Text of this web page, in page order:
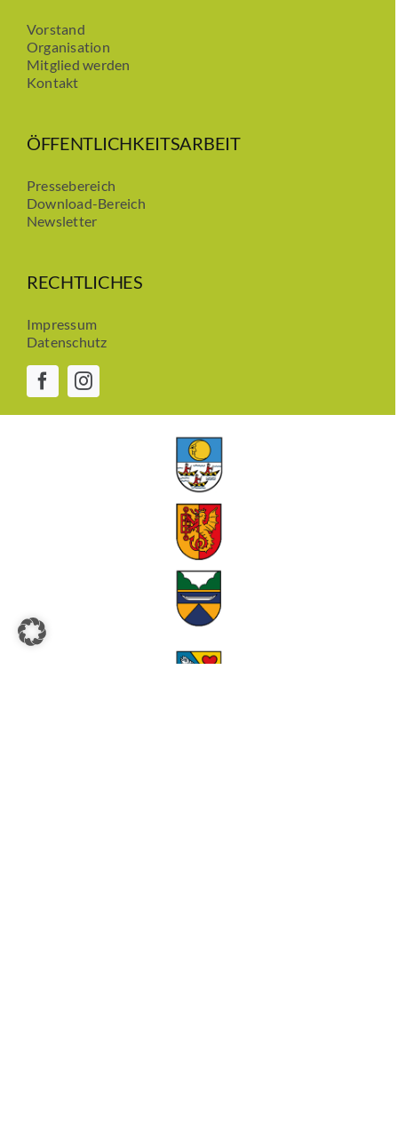
Vorstand
Organisation
Mitglied werden
Kontakt
ÖFFENTLICHKEITSARBEIT
Pressebereich
Download-Bereich
Newsletter
RECHTLICHES
Impressum
Datenschutz